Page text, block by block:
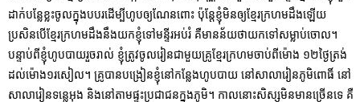
ដាក់បន្លែខ្លះចូលក្នុងបបរដើម្បីហូបឲ្យណែនពោះ ប៉ុន្តែខ្ញុំមិនឲ្យខ្មែរក្រហមដឹងឡើយ
ប្រសិនបើខ្មែរក្រហមដឹងនឹងយកខ្ញុំទៅមន្ទីរអប់រំ គឺមានន័យថាយកទៅសម្លាប់ចោល។
បន្ទាប់ពីខ្ញុំហូបបាយរួចរាល់ ខ្ញុំត្រូវចូលរៀនជាមួយគ្រូខ្មែរក្រហមចាប់ពីម៉ោង ១២ថ្ងៃត្រង់
ដល់ម៉ោង១រសៀល។ គ្រូបានបង្រៀនខ្ញុំនៅកន្លែងហូបបាយ នៅសាលារៀនភូមិពោធិ៍ នៅ
សាលារៀនទន្លេអុង និងនៅតាមផ្ទះប្រជាជនក្នុងភូមិ។ កាលនោះសិស្សមិនមានច្រើនទេ គឺ